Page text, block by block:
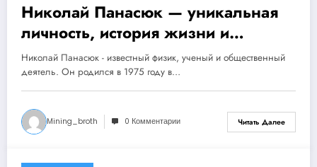
Николай Панасюк — уникальная
личность, история жизни и
достижения национального героя,
способного обратить ход событий в
мире и совершить
непревзойденные смелые
поступки
Николай Панасюк - известный физик, ученый и общественный
деятель. Он родился в 1975 году в…
Mining_broth 0 Комментарии Читать Далее